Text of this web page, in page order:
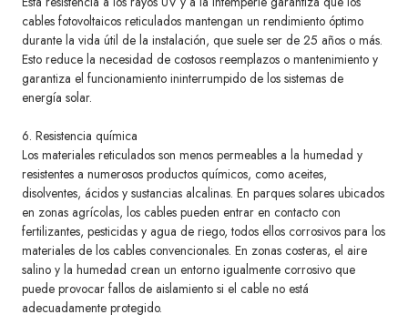
cables fotovoltaicos reticulados mantengan un rendimiento óptimo
durante la vida útil de la instalación, que suele ser de 25 años o más.
Esto reduce la necesidad de costosos reemplazos o mantenimiento y
garantiza el funcionamiento ininterrumpido de los sistemas de
energía solar.
6. Resistencia química
Los materiales reticulados son menos permeables a la humedad y
resistentes a numerosos productos químicos, como aceites,
disolventes, ácidos y sustancias alcalinas. En parques solares ubicados
en zonas agrícolas, los cables pueden entrar en contacto con
fertilizantes, pesticidas y agua de riego, todos ellos corrosivos para los
materiales de los cables convencionales. En zonas costeras, el aire
salino y la humedad crean un entorno igualmente corrosivo que
puede provocar fallos de aislamiento si el cable no está
adecuadamente protegido.